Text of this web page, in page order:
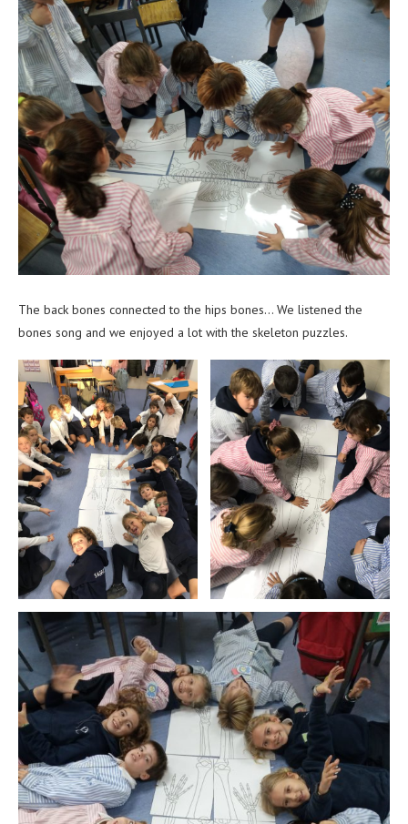
The back bones connected to the hips bones… We listened the
bones song and we enjoyed a lot with the skeleton puzzles.